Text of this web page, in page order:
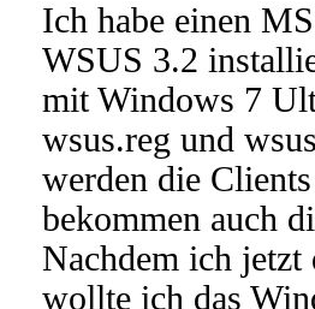
Ich habe einen
WSUS 3.2
mit Windows 7
wsus.reg und
werden die
bekommen auch
Nachdem ich
wollte ich das